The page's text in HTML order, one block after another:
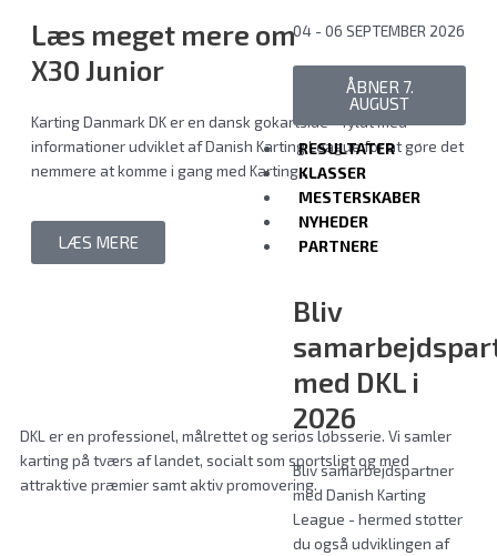
04 - 06 SEPTEMBER 2026
ÅBNER 7.
AUGUST
RESULTATER
KLASSER
MESTERSKABER
NYHEDER
PARTNERE
Bliv
med DKL i
2026
Bliv samarbejdspartner
med Danish Karting
League - hermed støtter
du også udviklingen af
Læs meget mere om
X30 Junior
Karting Danmark DK er en dansk gokartside - fyldt med
informationer udviklet af Danish Karting League for at gøre det
nemmere at komme i gang med Karting...
LÆS MERE
DKL er en professionel, målrettet og seriøs løbsserie. Vi samler
karting på tværs af landet, socialt som sportsligt og med
attraktive præmier samt aktiv promovering.